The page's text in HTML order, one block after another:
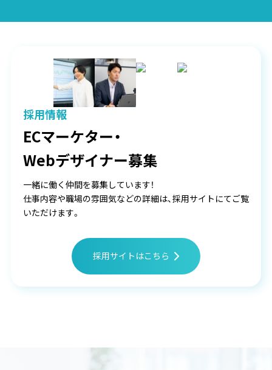
採用情報
ECマーケター・
Webデザイナー募集
一緒に働く仲間を募集しています！
仕事内容や職場の雰囲気などの詳細は、採用サイトにてご覧
いただけます。
採用サイトはこちら